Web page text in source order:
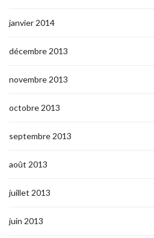
janvier 2014
décembre 2013
novembre 2013
octobre 2013
septembre 2013
août 2013
juillet 2013
juin 2013